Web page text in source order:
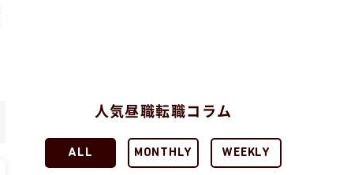
人気昼職転職コラム
ALL MONTHLY WEEKLY